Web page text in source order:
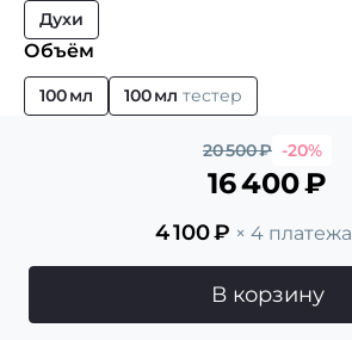
Духи
Объём
100 мл 100 мл тестер
20 500₽ -20%
16 400₽
4 100₽ × 4 платежа
В корзину